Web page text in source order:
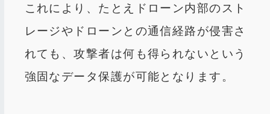
これにより、たとえドローン内部のスト
レージやドローンとの通信経路が侵害さ
れても、攻撃者は何も得られないという
強固なデータ保護が可能となります。